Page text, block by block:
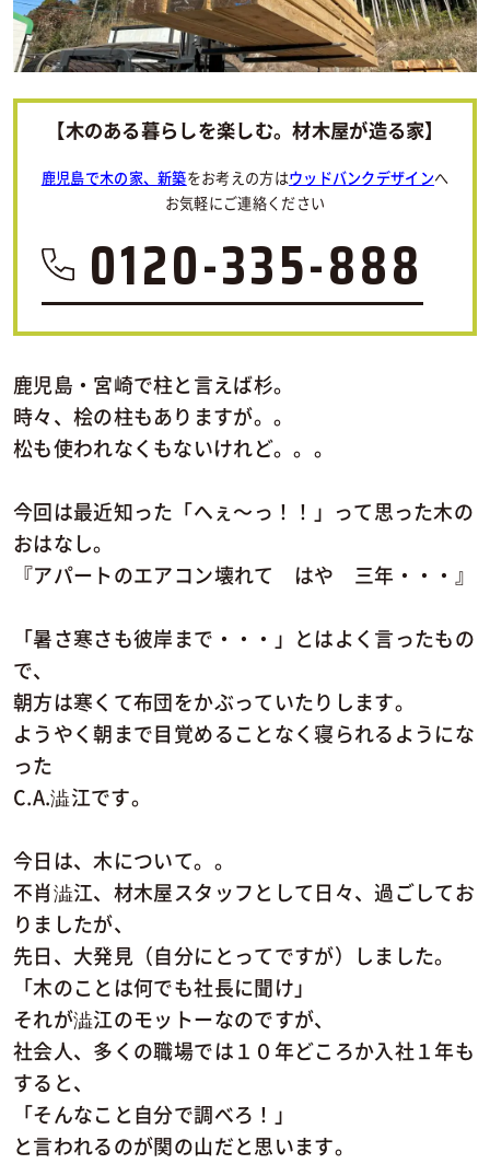
【木のある暮らしを楽しむ。材木屋が造る家】
鹿児島で木の家、新築をお考えの方はウッドバンクデザインへ
お気軽にご連絡ください
0120-335-888
鹿児島・宮崎で柱と言えば杉。
時々、桧の柱もありますが。。
松も使われなくもないけれど。。。
今回は最近知った「へぇ～っ！！」って思った木の
おはなし。
『アパートのエアコン壊れて はや 三年・・・』
「暑さ寒さも彼岸まで・・・」とはよく言ったもの
で、
朝方は寒くて布団をかぶっていたりします。
ようやく朝まで目覚めることなく寝られるようにな
った
C.A.澁江です。
今日は、木について。。
不肖澁江、材木屋スタッフとして日々、過ごしてお
りましたが、
先日、大発見（自分にとってですが）しました。
「木のことは何でも社長に聞け」
それが澁江のモットーなのですが、
社会人、多くの職場では１０年どころか入社１年も
すると、
「そんなこと自分で調べろ！」
と言われるのが関の山だと思います。